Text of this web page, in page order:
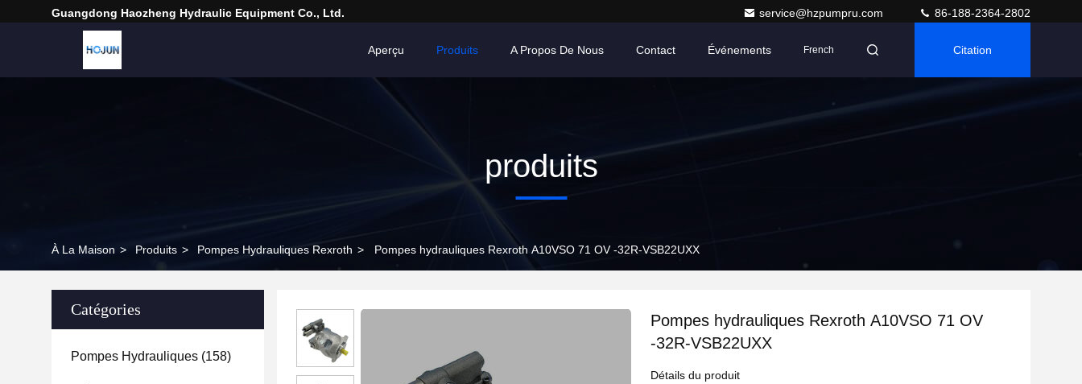
Guangdong Haozheng Hydraulic Equipment Co., Ltd. service@hzpumpru.com 86-188-2364-2802
Aperçu Produits A Propos De Nous Contact Événements French Citation
produits
À La Maison > Produits > Pompes Hydrauliques Rexroth > Pompes hydrauliques Rexroth A10VSO 71 OV -32R-VSB22UXX
Catégories
Pompes Hydrauliques (158)
Pompes hydrauliques Rexroth A10VSO 71 OV
-32R-VSB22UXX
Détails du produit